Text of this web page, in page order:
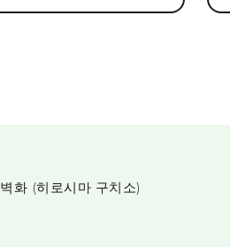
벽화 (히로시마 구치소)